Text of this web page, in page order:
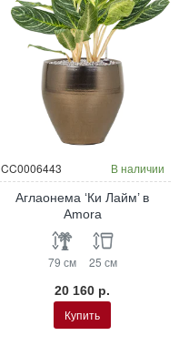
CC0006443 В наличии
Аглаонема ‘Ки Лайм’ в
Amora
79 см 25 см
20 160 р.
Купить